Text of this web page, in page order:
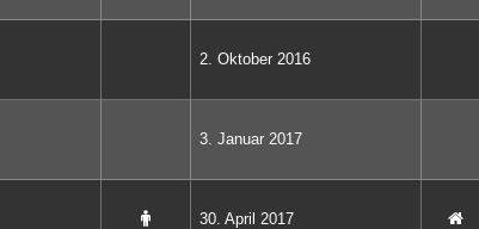
2. Oktober 2016
3. Januar 2017
30. April 2017